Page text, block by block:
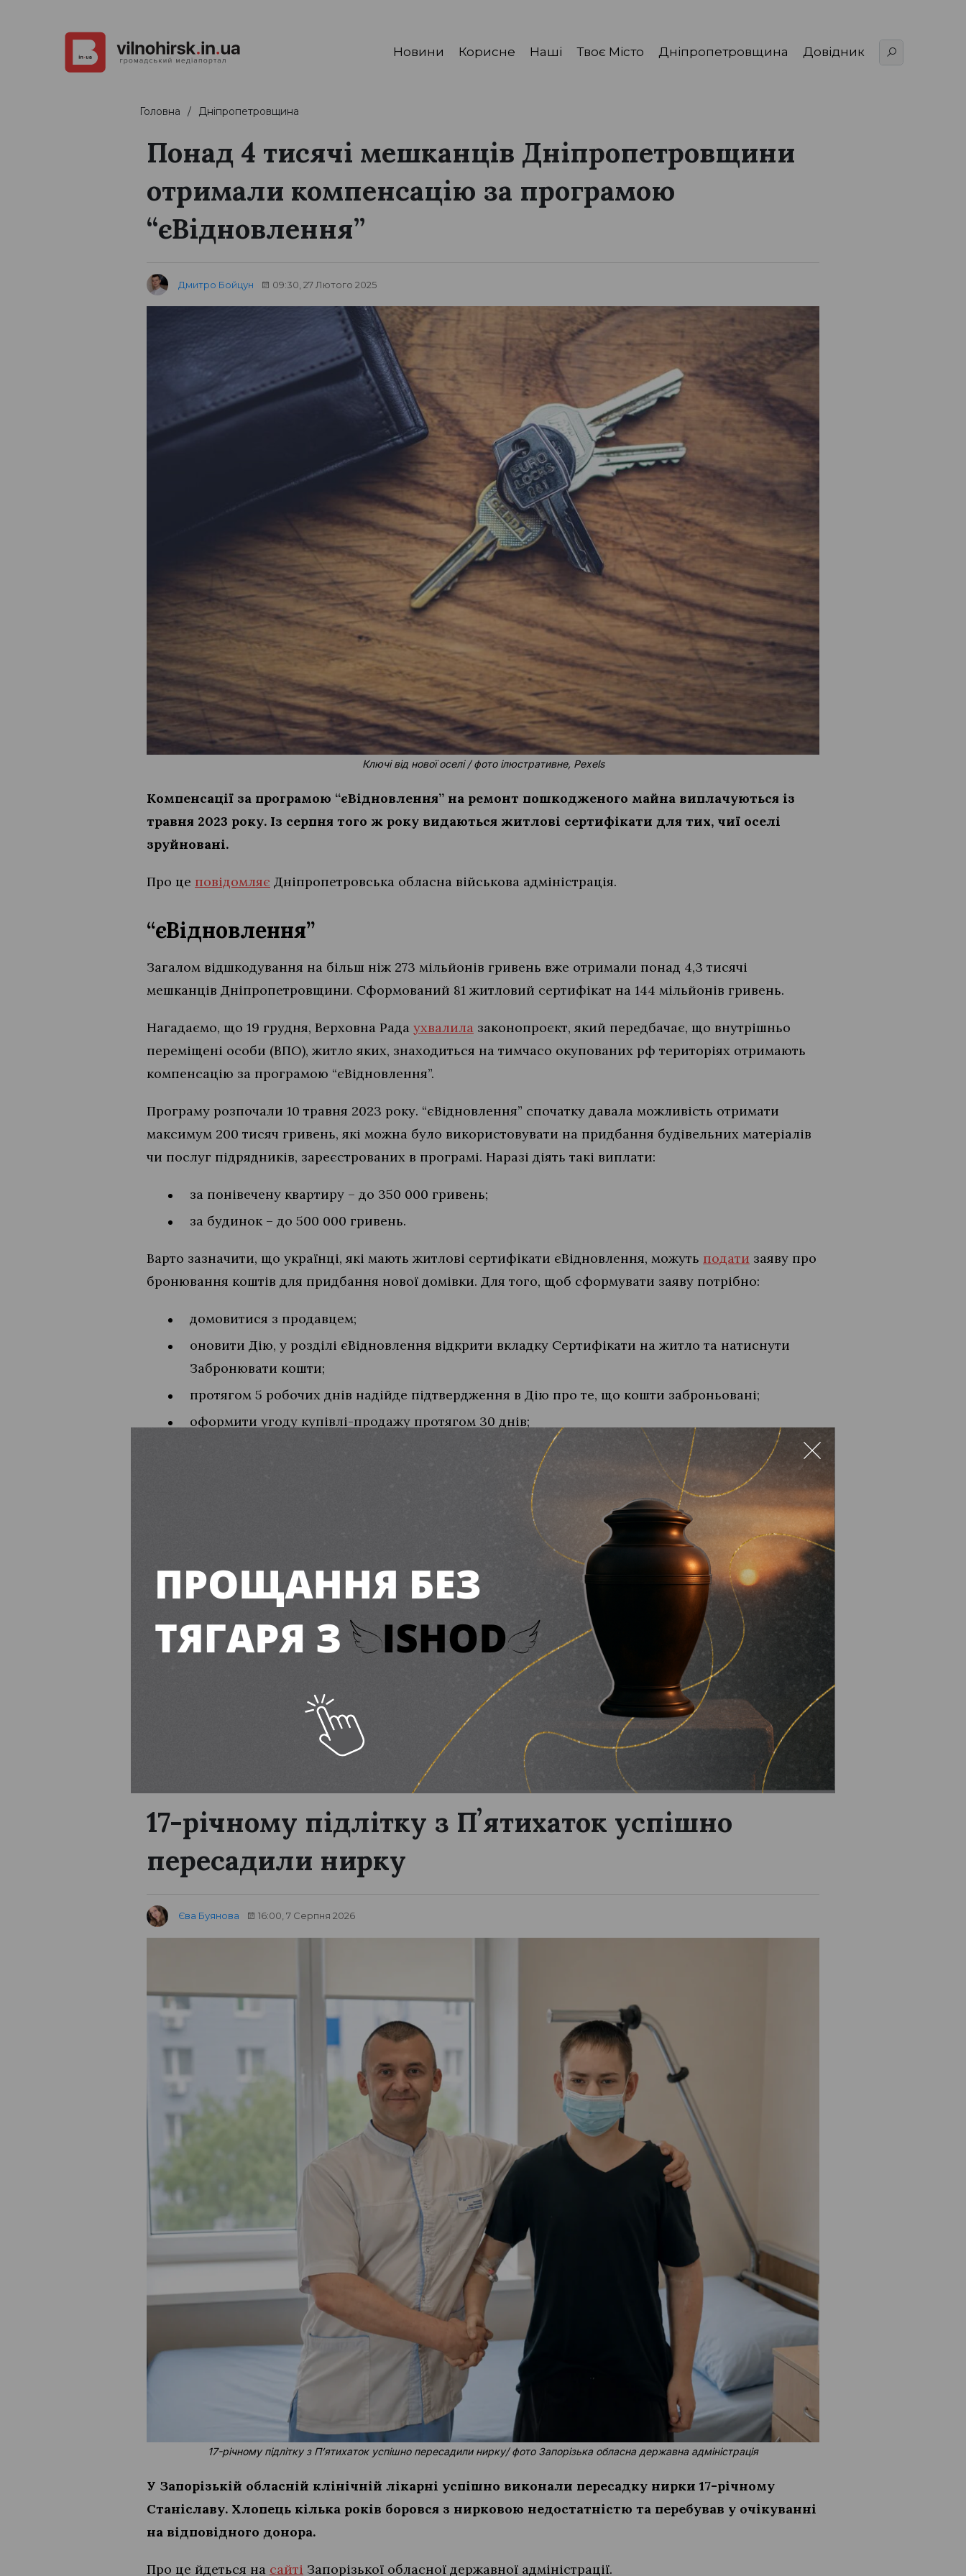
Новини Корисне Наші Твоє Місто Дніпропетровщина Довідник
Головна Дніпропетровщина
Понад 4 тисячі мешканців Дніпропетровщини
отримали компенсацію за програмою
“єВідновлення”
Дмитро Бойцун 09:30, 27 Лютого 2025
Ключі від нової оселі / фото ілюстративне, Pexels
Компенсації за програмою “єВідновлення” на ремонт пошкодженого майна виплачуються із
травня 2023 року. Із серпня того ж року видаються житлові сертифікати для тих, чиї оселі
зруйновані.
Про це повідомляє Дніпропетровська обласна військова адміністрація.
“єВідновлення”
Загалом відшкодування на більш ніж 273 мільйонів гривень вже отримали понад 4,3 тисячі
мешканців Дніпропетровщини. Сформований 81 житловий сертифікат на 144 мільйонів гривень.
Нагадаємо, що 19 грудня, Верховна Рада ухвалила законопроєкт, який передбачає, що внутрішньо
переміщені особи (ВПО), житло яких, знаходиться на тимчасо окупованих рф територіях отримають
компенсацію за програмою “єВідновлення”.
Програму розпочали 10 травня 2023 року. “єВідновлення” спочатку давала можливість отримати
максимум 200 тисяч гривень, які можна було використовувати на придбання будівельних матеріалів
чи послуг підрядників, зареєстрованих в програмі. Наразі діять такі виплати:
за понівечену квартиру – до 350 000 гривень;
за будинок – до 500 000 гривень.
Варто зазначити, що українці, які мають житлові сертифікати єВідновлення, можуть подати заяву про
бронювання коштів для придбання нової домівки. Для того, щоб сформувати заяву потрібно:
домовитися з продавцем;
оновити Дію, у розділі єВідновлення відкрити вкладку Сертифікати на житло та натиснути
Забронювати кошти;
протягом 5 робочих днів надійде підтвердження в Дію про те, що кошти заброньовані;
оформити угоду купівлі-продажу протягом 30 днів;
Заяву про бронювання коштів можна подати знову, якщо не встигли оформити угоду купівлі-
26 лютого — одинадцять років з День спротиву окупації Криму
У Вільногірську витратили понад 9 мільйонів на контейнерний збір сміття
ПІДПИСУЙТЕСЬ
17-річному підлітку з Пʼятихаток успішно
пересадили нирку
Єва Буянова 16:00, 7 Серпня 2026
17-річному підлітку з Пʼятихаток успішно пересадили нирку/ фото Запорізька обласна державна адміністрація
У Запорізькій обласній клінічній лікарні успішно виконали пересадку нирки 17-річному
Станіславу. Хлопець кілька років боровся з нирковою недостатністю та перебував у очікуванні
на відповідного донора.
Про це йдеться на сайті Запорізької обласної державної адміністрації.